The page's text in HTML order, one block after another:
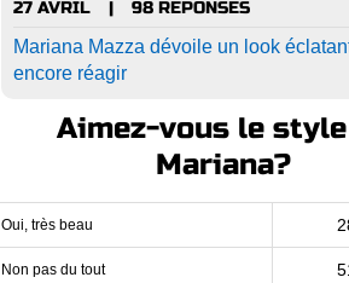
27 AVRIL |
98 REPONSES
Mariana Mazza dévoile un look
encore réagir
Aimez-vous le
Mariana?
Oui, très beau
Non pas du tout